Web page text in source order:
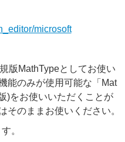
microsoft
版MathTypeとしてお使い
能のみが使用可能な「Mat
)をお使いいただくことが
そのままお使いください。
。